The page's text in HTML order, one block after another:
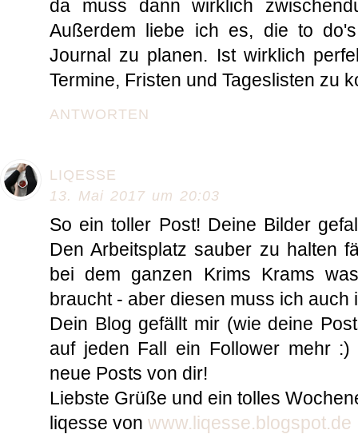
da muss dann wirklich
Außerdem liebe ich es, die to
Journal zu planen. Ist wirklich
Termine, Fristen und Tageslisten zu
ANTWORTEN
LIQESSE
13. Mai 2017 um 20:03
So ein toller Post! Deine Bilder
Den Arbeitsplatz sauber zu halten
bei dem ganzen Krims Krams
braucht - aber diesen muss ich auch
Dein Blog gefällt mir (wie deine
auf jeden Fall ein Follower mehr
neue Posts von dir!
Liebste Grüße und ein tolles
liqesse von www.liqesse.blogspot.de